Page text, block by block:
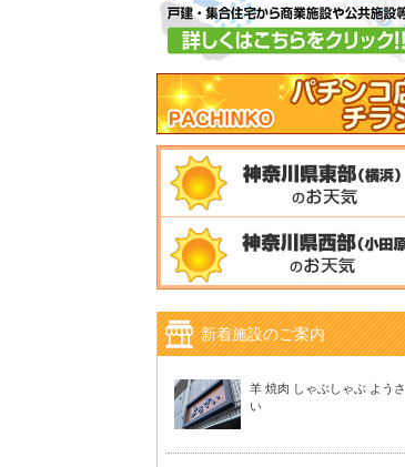
新着施設のご案内
羊 焼肉 しゃぶしゃぶ ようさ
い